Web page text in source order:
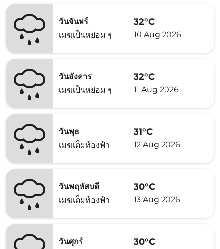
วันจันทร์
เมฆเป็นหย่อม ๆ
32°C
10 Aug 2026
วันอังคาร
เมฆเป็นหย่อม ๆ
32°C
11 Aug 2026
วันพุธ
เมฆเต็มท้องฟ้า
31°C
12 Aug 2026
วันพฤหัสบดี
เมฆเต็มท้องฟ้า
30°C
13 Aug 2026
วันศุกร์
30°C